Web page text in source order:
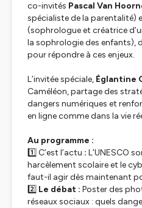
co-invités Pascal Van
spécialiste de la parentalité)
(sophrologue et créatrice
la sophrologie des enfants),
pour répondre à ces enjeux.
L’invitée spéciale, Églantine
Caméléon, partage des
dangers numériques et
en ligne comme dans la vie
Au programme :
1️⃣ C’est l’actu : L’UNESCO
harcèlement scolaire et le
faut-il agir dès maintenant
2️⃣ Le débat : Poster des
réseaux sociaux : quels